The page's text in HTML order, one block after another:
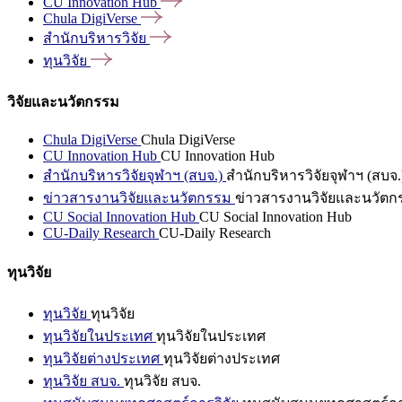
Chula DigiVerse
สำนักบริหารวิจัย
ทุนวิจัย
วิจัยและนวัตกรรม
Chula DigiVerse Chula DigiVerse
CU Innovation Hub CU Innovation Hub
สำนักบริหารวิจัยจุฬาฯ (สบจ.) สำนักบริหารวิจัยจุฬาฯ (สบจ
ข่าวสารงานวิจัยและนวัตกรรม ข่าวสารงานวิจัยและนวัตก
CU Social Innovation Hub CU Social Innovation Hub
CU-Daily Research CU-Daily Research
ทุนวิจัย
ทุนวิจัย ทุนวิจัย
ทุนวิจัยในประเทศ ทุนวิจัยในประเทศ
ทุนวิจัยต่างประเทศ ทุนวิจัยต่างประเทศ
ทุนวิจัย สบจ. ทุนวิจัย สบจ.